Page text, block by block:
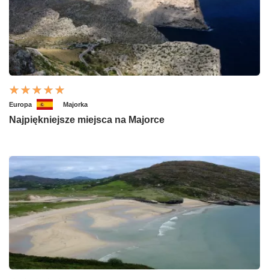
Europa Majorka
Najpiękniejsze miejsca na Majorce